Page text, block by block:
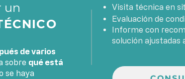
un
de varios
sobre qué está
se haya
Visita técnica en
Evaluación de
Informe con
solución ajustadas